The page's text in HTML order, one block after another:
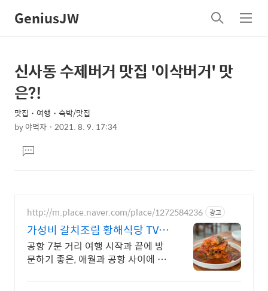
GeniusJW
검
색
메
뉴
상
세
컨
텐
본
문
제
목
신사동 수제버거 맛집 '이삭버거' 맛
은?!
맛집・여행・숙박/맛집
by야먹자 2021. 8. 9. 17:34
문댓
글
http://m.place.naver.com/place/1272584236 광고
가성비 갈치조림 황해식당 TVN
더짠내투어 방영 맛집
공항 7분 거리 여행 시작과 끝에 방
문하기 좋은, 애월과 공항 사이에 위